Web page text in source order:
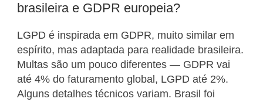
brasileira e GDPR europeia?
LGPD é inspirada em GDPR, muito similar em
espírito, mas adaptada para realidade brasileira.
Multas são um pouco diferentes — GDPR vai
até 4% do faturamento global, LGPD até 2%.
Alguns detalhes técnicos variam. Brasil foi